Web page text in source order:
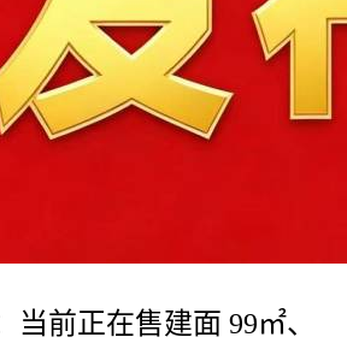
前正在售建面 99㎡、